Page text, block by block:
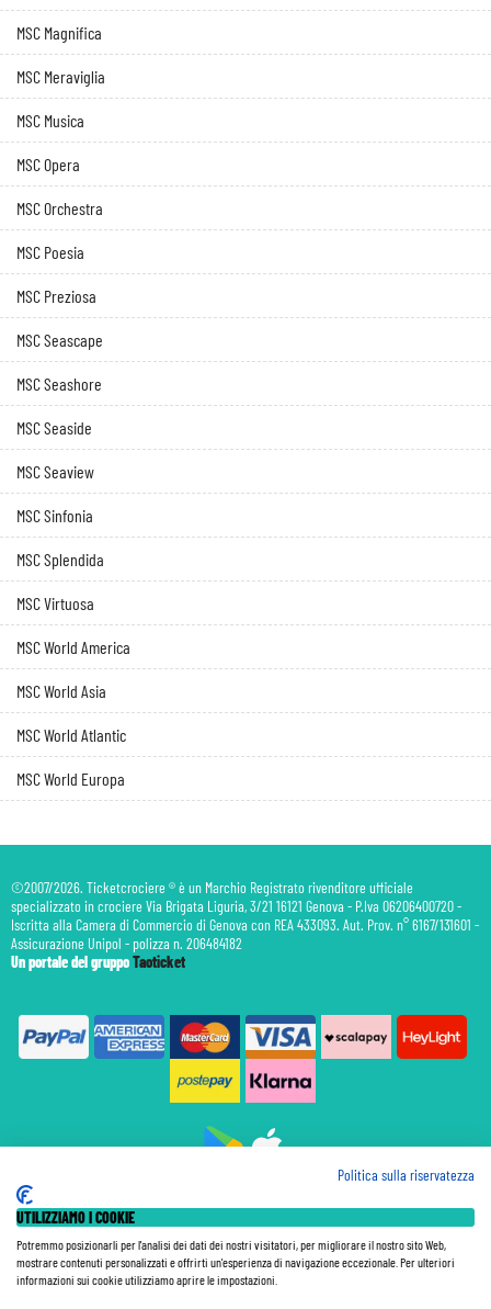
MSC Magnifica
MSC Meraviglia
MSC Musica
MSC Opera
MSC Orchestra
MSC Poesia
MSC Preziosa
MSC Seascape
MSC Seashore
MSC Seaside
MSC Seaview
MSC Sinfonia
MSC Splendida
MSC Virtuosa
MSC World America
MSC World Asia
MSC World Atlantic
MSC World Europa
©2007/2026. Ticketcrociere ® è un Marchio Registrato rivenditore ufficiale
specializzato in crociere Via Brigata Liguria, 3/21 16121 Genova - P.Iva 06206400720 -
Iscritta alla Camera di Commercio di Genova con REA 433093. Aut. Prov. n° 6167/131601 -
Assicurazione Unipol - polizza n. 206484182
Un portale del gruppoTaoticket
Assicurazione
Le Tariffe pubblicate si intendono per persona (p.p.) con Tasse e Diritti Portuali inclusi. Le quote di
Politica sulla riservatezza
UTILIZZIAMO I COOKIE
Potremmo posizionarli per l'analisi dei dati dei nostri visitatori, per migliorare il nostro sito Web,
mostrare contenuti personalizzati e offrirti un'esperienza di navigazione eccezionale. Per ulteriori
informazioni sui cookie utilizziamo aprire le impostazioni.